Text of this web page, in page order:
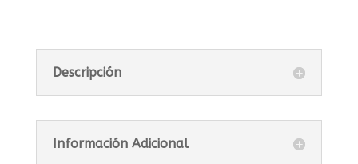
Descripción
Información Adicional